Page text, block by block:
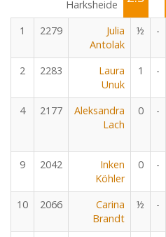
Harksheide
1 2279
Julia
Antolak
½ -
2 2283
Laura
Unuk
1 -
4 2177
Aleksandra
Lach
0 -
9 2042
Inken
Köhler
0 -
10 2066
Carina
Brandt
½ -